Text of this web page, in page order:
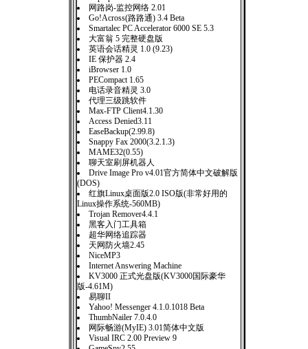
网路岗-监控网络 2.01
Go!Across(路路通) 3.4 Beta
Smartalec PC Accelerator 6000 SE 5.3
大富翁 5 完整硬盘版
英语会话精灵 1.0 (9.23)
IE 保护器 2.4
iBrowser 1.0
PECompact 1.65
电话录音精灵 3.0
代理三级跳软件
Max-FTP Client4.1.30
Access Denied3.11
EaseBackup(2.99.8)
Snappy Fax 2000(3.2.1.3)
MAME32(0.55)
聊天室刷屏机器人
Drive Image Pro v4.01官方简体中文破解版
(DOS)
红旗Linux桌面版2.0 ISO版(非常好用的
Linux操作系统-560MB)
Trojan Remover4.4.1
黑客入门工具箱
超华网络追踪器
天网防火墙2.45
NiceMP3
Internet Answering Machine
KV3000 正式光盘版(KV3000国际豪华
版-4.61M)
易聊II
Yahoo! Messenger 4.1.0.1018 Beta
ThumbNailer 7.0.4.0
网际畅游(MyIE) 3.01简体中文版
Visual IRC 2.00 Preview 9